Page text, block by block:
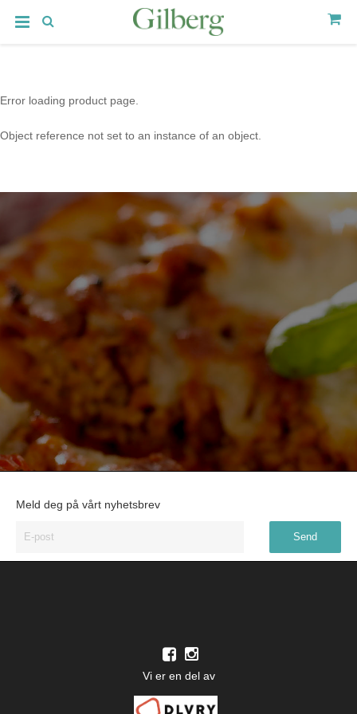
Error loading product page.
Object reference not set to an instance of an object.
Meld deg på vårt nyhetsbrev
Vi er en del av